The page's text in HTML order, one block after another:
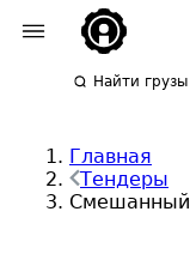
Найти грузы
Главная
Тендеры
Смешанный